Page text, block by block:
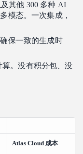
其他 300 多种 AI
模态。一次集成，
保一致的生成时
。没有积分包、没
Atlas Cloud 成本